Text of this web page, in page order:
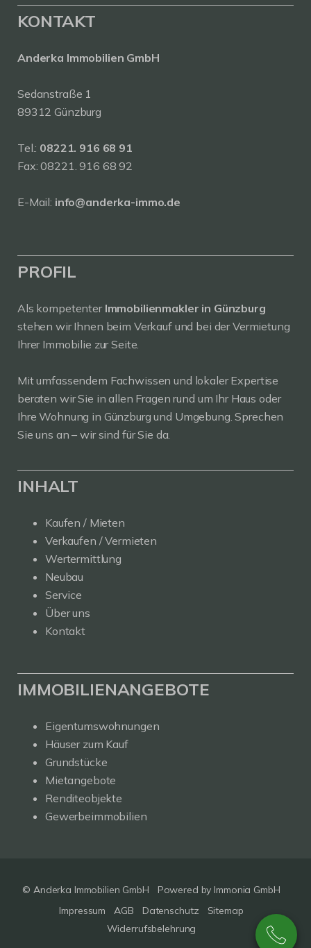
KONTAKT
Anderka Immobilien GmbH
Sedanstraße 1
89312 Günzburg
Tel.: 08221. 916 68 91
Fax: 08221. 916 68 92
E-Mail: info@anderka-immo.de
PROFIL
Als kompetenter Immobilienmakler in Günzburg
stehen wir Ihnen beim Verkauf und bei der Vermietung
Ihrer Immobilie zur Seite.
Mit umfassendem Fachwissen und lokaler Expertise
beraten wir Sie in allen Fragen rund um Ihr Haus oder
Ihre Wohnung in Günzburg und Umgebung. Sprechen
Sie uns an – wir sind für Sie da.
INHALT
Kaufen / Mieten
Verkaufen / Vermieten
Wertermittlung
Neubau
Service
Über uns
Kontakt
IMMOBILIENANGEBOTE
Eigentumswohnungen
Häuser zum Kauf
Grundstücke
Mietangebote
Renditeobjekte
Gewerbeimmobilien
© Anderka Immobilien GmbH Powered by Immonia GmbH
Impressum
AGB Datenschutz
Sitemap
Widerrufsbelehrung